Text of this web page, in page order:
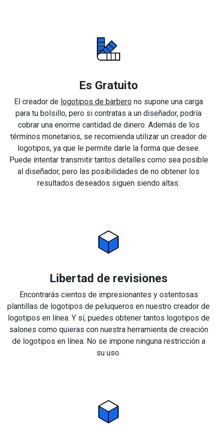
Es Gratuito
El creador de logotipos de barbero no supone una carga
para tu bolsillo, pero si contratas a un diseñador, podría
cobrar una enorme cantidad de dinero. Además de los
términos monetarios, se recomienda utilizar un creador de
logotipos, ya que le permite darle la forma que desee.
Puede intentar transmitir tantos detalles como sea posible
al diseñador, pero las posibilidades de no obtener los
resultados deseados siguen siendo altas.
Libertad de revisiones
Encontrarás cientos de impresionantes y ostentosas
plantillas de logotipos de peluqueros en nuestro creador de
logotipos en línea. Y sí, puedes obtener tantos logotipos de
salones como quieras con nuestra herramienta de creación
de logotipos en línea. No se impone ninguna restricción a
su uso.